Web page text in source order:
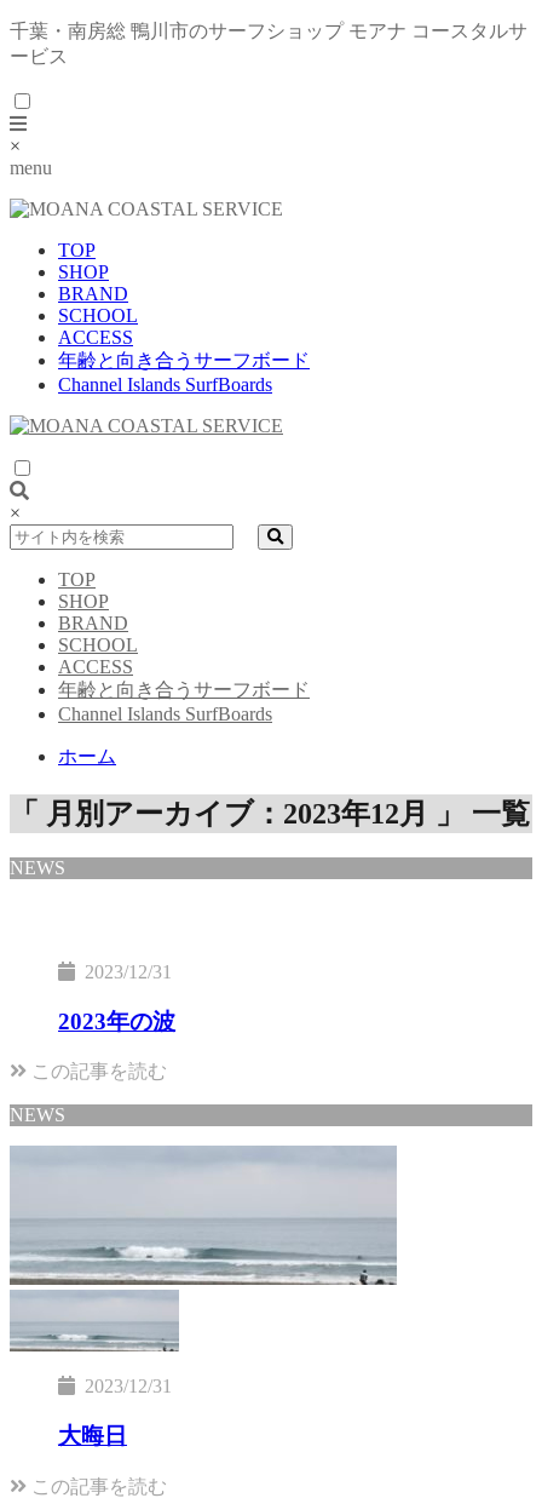
千葉・南房総 鴨川市のサーフショップ モアナ コースタルサ
ービス
×
menu
TOP
SHOP
BRAND
SCHOOL
ACCESS
年齢と向き合うサーフボード
Channel Islands SurfBoards
×
TOP
SHOP
BRAND
SCHOOL
ACCESS
年齢と向き合うサーフボード
Channel Islands SurfBoards
ホーム
「 月別アーカイブ：2023年12月 」 一覧
NEWS
2023/12/31
2023年の波
この記事を読む
NEWS
2023/12/31
大晦日
この記事を読む